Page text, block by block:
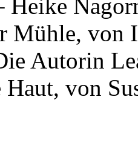
Heike
Mühle, von
Autorin
Haut, von